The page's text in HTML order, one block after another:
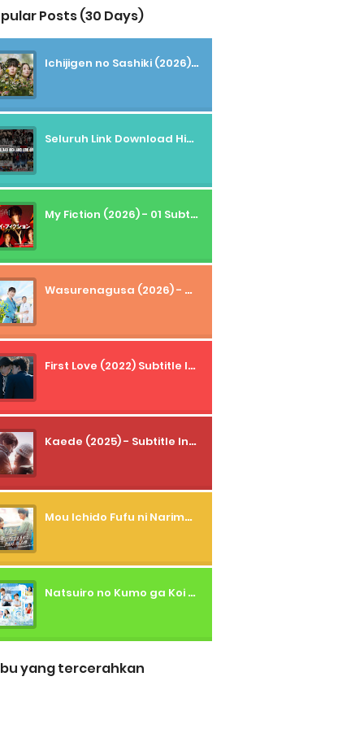
Posts (30 Days)
Ichijigen no Sashiki (2026) - 01 Subtitle Indonesia
Seluruh Link Download High And Low Subtitle Indonesia
My Fiction (2026) - 01 Subtitle Indonesia
Wasurenagusa (2026) - 01+02 Subtitle Indonesia
First Love (2022) Subtitle Indonesia + Tanpa Iklan + Streaming + 1080p
Kaede (2025) - Subtitle Indonesia
Mou Ichido Fufu ni Narimasu ka? (2026) - 01 Subtitle Indonesia
Natsuiro no Kumo ga Koi to Arashi wo Makiokosu (2026) - 01 Subtitle Indonesia
yang tercerahkan